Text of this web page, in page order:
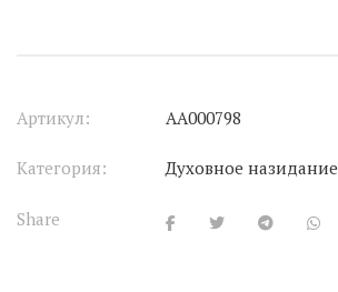
Артикул: АА000798
Категория: Духовное назидание
Share